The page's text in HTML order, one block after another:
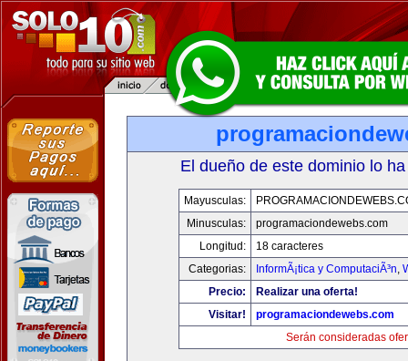
El dueño de este dominio lo
Mayusculas:
Minusculas:
programaciondewebs.com
Longitud:
18 caracteres
Categorias:
InformÃ¡tica y ComputaciÃ³n,
Precio:
Realizar una oferta!
Visitar!
programaciondewebs.com
Serán consideradas